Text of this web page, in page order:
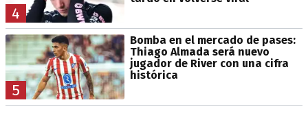
4
5
Bomba en el mercado de pases:
Thiago Almada será nuevo
jugador de River con una cifra
histórica